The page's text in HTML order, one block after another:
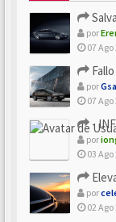
por
07 Ago
por
07 Ago
-
por
03 Ago
por
02 Ago